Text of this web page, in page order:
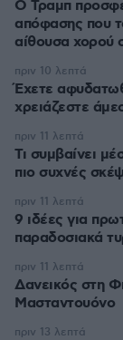
Ο Τραμπ
απόφασης που
αίθουσα χορού
Έχετε
χρειάζεστε
πριν 10 λεπτά
Τι συμβαίνει
πιο συχνές
πριν 11 λεπτά
9 ιδέες για
παραδοσιακά
πριν 11 λεπτά
Δανεικός στη
Μασταντουόνο
πριν 11 λεπτά
πριν 13 λεπτά